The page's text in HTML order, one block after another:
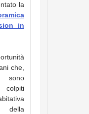
la
in
che,
sono
della